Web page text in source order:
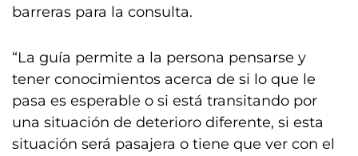
barreras para la consulta.
“La guía permite a la persona pensarse y
tener conocimientos acerca de si lo que le
pasa es esperable o si está transitando por
una situación de deterioro diferente, si esta
situación será pasajera o tiene que ver con el